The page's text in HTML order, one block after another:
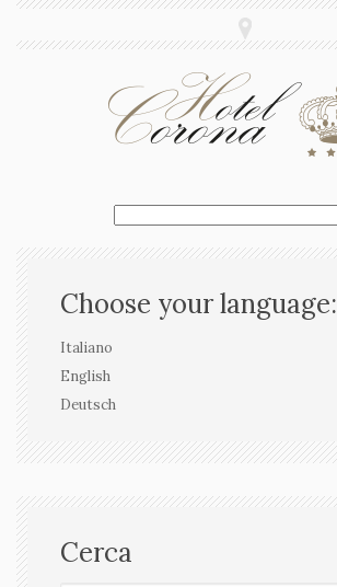
Choose your language:
Italiano
English
Deutsch
Cerca